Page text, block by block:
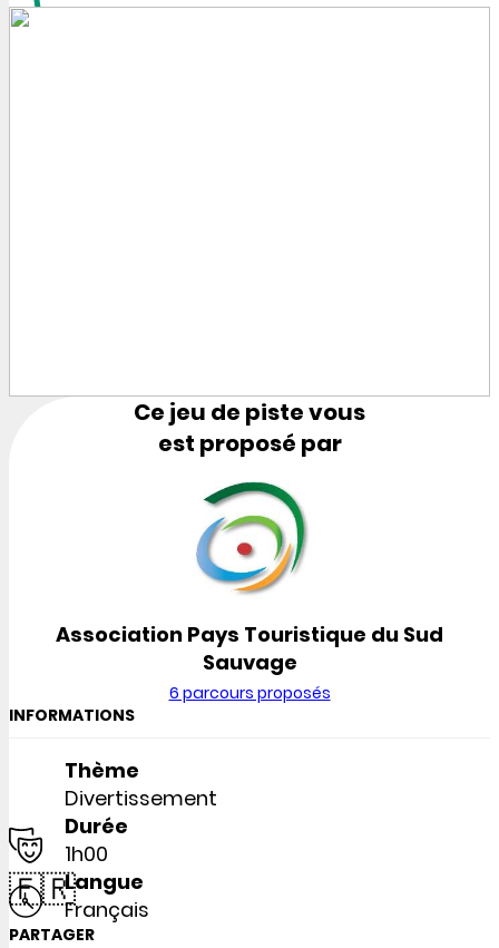
Ce jeu de piste vous
est proposé par
Association Pays Touristique du Sud
Sauvage
6 parcours proposés
INFORMATIONS
Thème
Divertissement
Durée
1h00
🇫🇷Langue
Français
PARTAGER